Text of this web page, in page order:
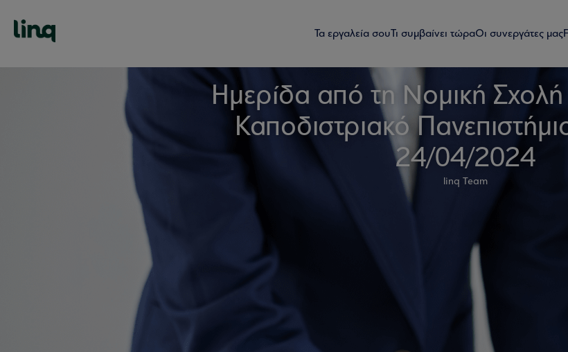
Τα εργαλεία σουΤι συμβαίνει τώραΟι συνεργάτες μας
Ημερίδα από τη Νομική Σχολή
Καποδιστριακό
24/04/2024
linq Team